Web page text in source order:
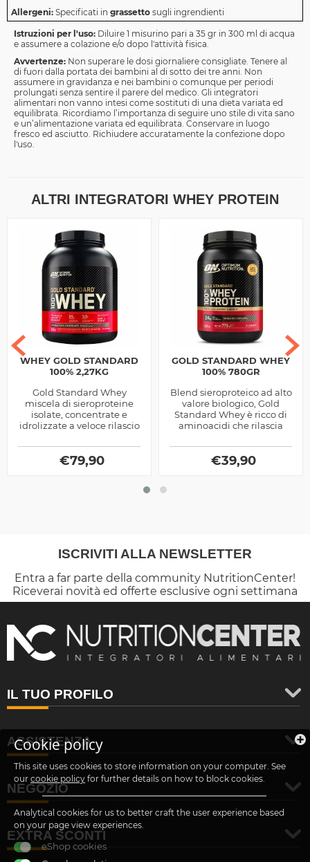
Allergeni: Specificati in grassetto sugli ingrendienti
Istruzioni per l'uso: Diluire 1 misurino pari a 35 gr in 300 ml di acqua
e assumere a colazione e/o dopo l'attività fisica.
Avvertenze: Non superare le dosi giornaliere consigliate. Tenere al
di fuori dalla portata dei bambini al di sotto dei tre anni. Non
assumere in gravidanza e nei bambini o comunque per periodi
prolungati senza sentire il parere del medico. Gli integratori
alimentari non vanno intesi come sostituti di una dieta variata ed
equilibrata. Ricordiamo l’importanza di seguire uno stile di vita sano
e un’alimentazione variata ed equilibrata. Conservare in luogo
fresco ed asciutto. Richiudere accuratamente la confezione dopo
l'uso.
ALTRI INTEGRATORI WHEY PROTEIN
WHEY GOLD STANDARD
100% 2,27KG
Gold Standard Whey
miscela di sieroproteine
isolate, concentrate e
idrolizzate a veloce rilascio
nel post allenamento,
prodotta...
€79,90
GOLD STANDARD WHEY
100% 780GR
Blend sieroproteico ad alto
valore biologico, Gold
Standard Whey è ricco di
aminoacidi che rilascia
€39,90
ISCRIVITI ALLA NEWSLETTER
Entra a far parte della community NutritionCenter!
Riceverai novità ed offerte esclusive ogni settimana
IL TUO PROFILO
ASSISTENZA
NEGOZIO
EXTRA SCONTI
Cookie policy
This site uses cookies to store information on your computer. See
our cookie policy for further details on how to block cookies.
Analytical cookies for us to better craft the user experience based
on your page view experiences.
eShop cookies